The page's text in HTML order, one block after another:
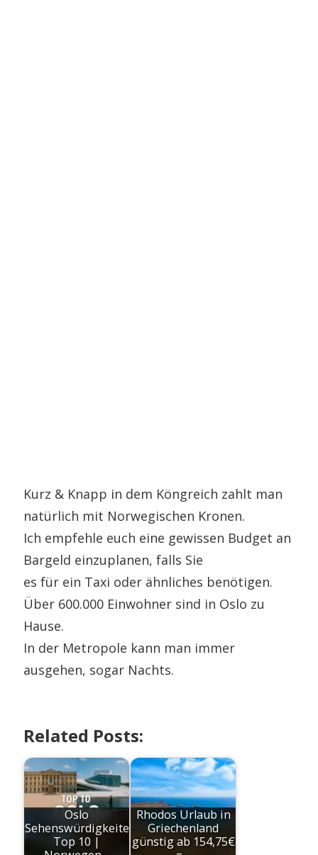
Kurz & Knapp in dem Köngreich zahlt man
natürlich mit Norwegischen Kronen.
Ich empfehle euch eine gewissen Budget an
Bargeld einzuplanen, falls Sie
es für ein Taxi oder ähnliches benötigen.
Über 600.000 Einwohner sind in Oslo zu
Hause.
In der Metropole kann man immer
ausgehen, sogar Nachts.
Related Posts:
Oslo
Sehenswürdigkeiten
Top 10 |
Rhodos Urlaub in
Griechenland
günstig ab 154,75€